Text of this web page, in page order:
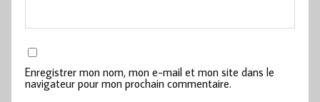
Enregistrer mon nom, mon e-mail et mon site dans le
navigateur pour mon prochain commentaire.